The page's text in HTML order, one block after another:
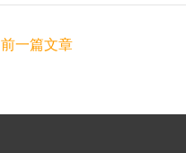
前一篇文章